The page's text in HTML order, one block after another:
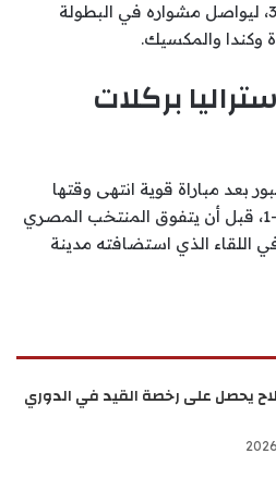
أستراليا في مواجهة دور الـ32، ليواصل مشواره في البطولة
وكندا والمكسيك.
بركلات
بعد مباراة قوية انتهى وقتها
الأصلي والإضافي بالتعادل 1-1، قبل أن يتفوق المنتخب المصري
الترجيح بنتيجة 4-2 في اللقاء الذي استضافته مدينة
يحصل على رخصة القيد في الدوري